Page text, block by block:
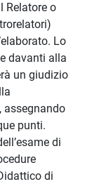
Relatore o
Lo
davanti alla
un giudizio
assegnando
punti.
di
di